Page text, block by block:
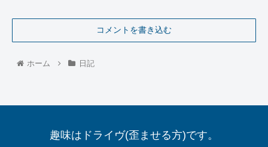
コメントを書き込む
ホーム 日記
趣味はドライヴ(歪ませる方)です。